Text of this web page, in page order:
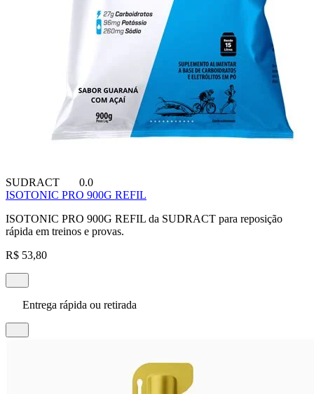
SUDRACT
0.0
ISOTONIC PRO 900G REFIL
ISOTONIC PRO 900G REFIL da SUDRACT para reposição
rápida em treinos e provas.
R$ 53,80
Entrega rápida ou retirada